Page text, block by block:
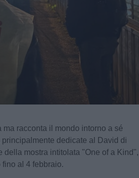
racconta il mondo intorno a sé
dedicate al David di
della mostra intitolata "One of a Kind",
al 4 febbraio.